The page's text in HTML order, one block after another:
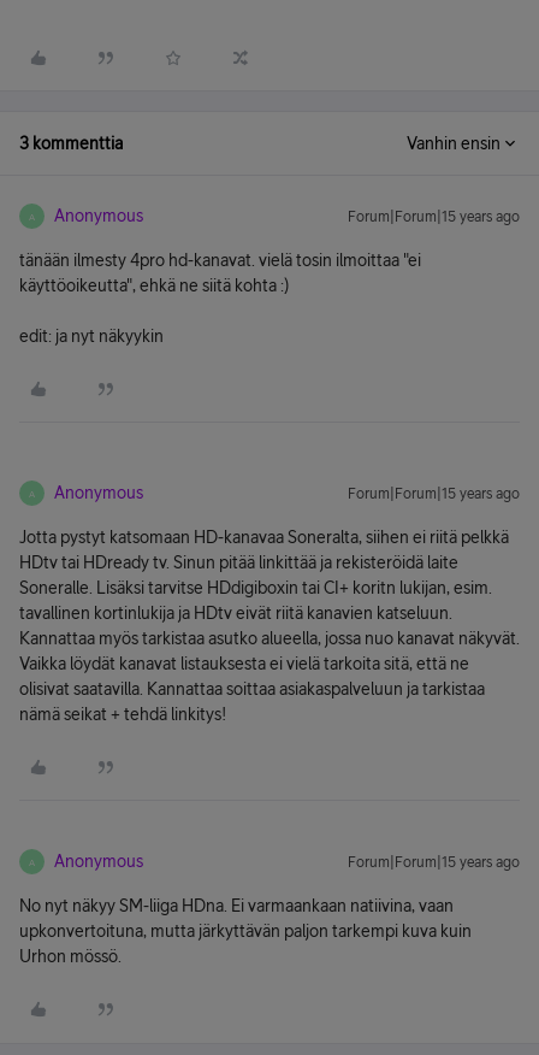
3 kommenttia Vanhin ensin
A Anonymous Forum|Forum|15 years ago
tänään ilmesty 4pro hd-kanavat. vielä tosin ilmoittaa "ei
käyttöoikeutta", ehkä ne siitä kohta :)
edit: ja nyt näkyykin
A Anonymous Forum|Forum|15 years ago
Jotta pystyt katsomaan HD-kanavaa Soneralta, siihen ei riitä pelkkä
HDtv tai HDready tv. Sinun pitää linkittää ja rekisteröidä laite
Soneralle. Lisäksi tarvitse HDdigiboxin tai CI+ koritn lukijan, esim.
tavallinen kortinlukija ja HDtv eivät riitä kanavien katseluun.
Kannattaa myös tarkistaa asutko alueella, jossa nuo kanavat näkyvät.
Vaikka löydät kanavat listauksesta ei vielä tarkoita sitä, että ne
olisivat saatavilla. Kannattaa soittaa asiakaspalveluun ja tarkistaa
nämä seikat + tehdä linkitys!
A Anonymous Forum|Forum|15 years ago
No nyt näkyy SM-liiga HDna. Ei varmaankaan natiivina, vaan
upkonvertoituna, mutta järkyttävän paljon tarkempi kuva kuin
Urhon mössö.